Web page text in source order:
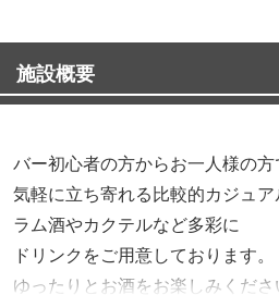
施設概要
バー初心者の方からお一人様の方
気軽に立ち寄れる比較的カジュア
ラム酒やカクテルなど多彩に
ドリンクをご用意しております。
ゆったりとお酒をお楽しみくださ